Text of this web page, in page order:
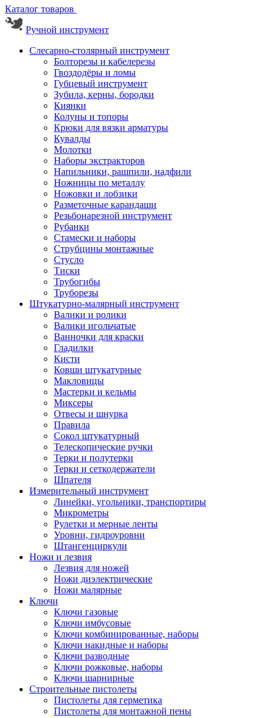
Каталог товаров
Ручной инструмент
Слесарно-столярный инструмент
Болторезы и кабелерезы
Гвоздодёры и ломы
Губцевый инструмент
Зубила, керны, бородки
Киянки
Колуны и топоры
Крюки для вязки арматуры
Кувалды
Молотки
Наборы экстракторов
Напильники, рашпили, надфили
Ножницы по металлу
Ножовки и лобзики
Разметочные карандаши
Резьбонарезной инструмент
Рубанки
Стамески и наборы
Струбцины монтажные
Стусло
Тиски
Трубогибы
Труборезы
Штукатурно-малярный инструмент
Валики и ролики
Валики игольчатые
Ванночки для краски
Гладилки
Кисти
Ковши штукатурные
Макловицы
Мастерки и кельмы
Миксеры
Отвесы и шнурка
Правила
Сокол штукатурный
Телескопические ручки
Терки и полутерки
Терки и сеткодержатели
Шпателя
Измерительный инструмент
Линейки, угольники, транспортиры
Микрометры
Рулетки и мерные ленты
Уровни, гидроуровни
Штангенциркули
Ножи и лезвия
Лезвия для ножей
Ножи диэлектрические
Ножи малярные
Ключи
Ключи газовые
Ключи имбусовые
Ключи комбинированные, наборы
Ключи накидные и наборы
Ключи разводные
Ключи рожковые, наборы
Ключи шарнирные
Строительные пистолеты
Пистолеты для герметика
Пистолеты для монтажной пены